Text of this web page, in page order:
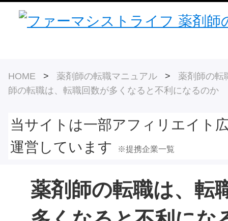
HOME > 薬剤師の転職マニュアル > 薬剤師の転
師の転職は、転職回数が多くなると不利になるのか
当サイトは一部アフィリエイト
運営しています
※提携企業一覧
薬剤師の転職は、転